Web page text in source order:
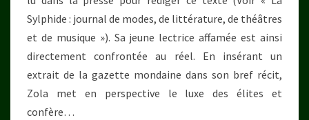
NOUVELLE
D’ÉMILE
ZOLA
Sylphide : journal de modes, de littérature, de théâtres
et de musique »). Sa jeune lectrice affamée est ainsi
directement confrontée au réel. En insérant un
extrait de la gazette mondaine dans son bref récit,
Zola met en perspective le luxe des élites et
confère…